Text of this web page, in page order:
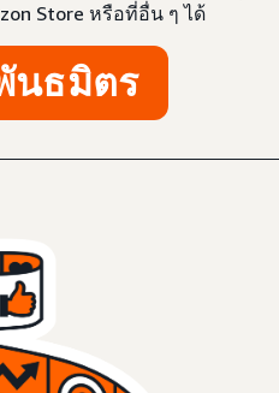
Store หรือที่อื่น ๆ ได้
นธมิตร